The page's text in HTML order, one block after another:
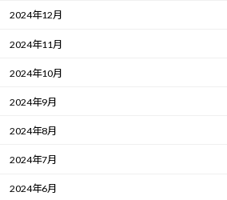
2024年12月
2024年11月
2024年10月
2024年9月
2024年8月
2024年7月
2024年6月